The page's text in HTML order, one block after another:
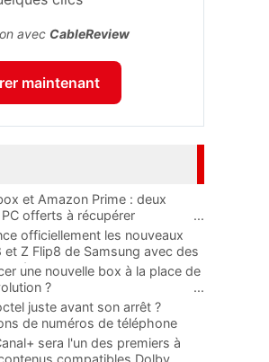
avec CableReview
maintenant
et Amazon Prime : deux
offerts à récupérer
...
officiellement les nouveaux
et Z Flip8 de Samsung avec des
cadeaux
...
une nouvelle box à la place de
?
...
juste avant son arrêt ?
de numéros de téléphone
sera l'un des premiers à
compatibles Dolby